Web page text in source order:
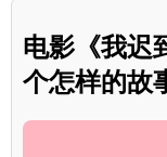
电影《我迟
个怎样的故